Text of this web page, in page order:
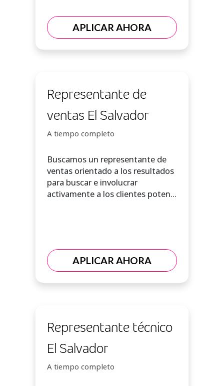
APLICAR AHORA
Representante de
ventas El Salvador
A tiempo completo
Buscamos un representante de
ventas orientado a los resultados
para buscar e involucrar
activamente a los clientes poten...
APLICAR AHORA
Representante técnico
El Salvador
A tiempo completo